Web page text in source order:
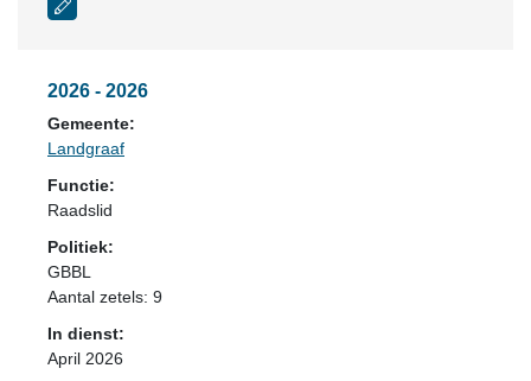
2026 - 2026
Gemeente:
Landgraaf
Functie:
Raadslid
Politiek:
GBBL
Aantal zetels: 9
In dienst:
April 2026